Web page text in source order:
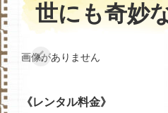
世にも奇妙
画像がありません
《レンタル料金》